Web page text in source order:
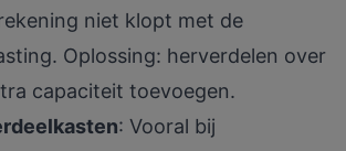
niet klopt met de
Oplossing: herverdelen over
capaciteit toevoegen.
: Vooral bij